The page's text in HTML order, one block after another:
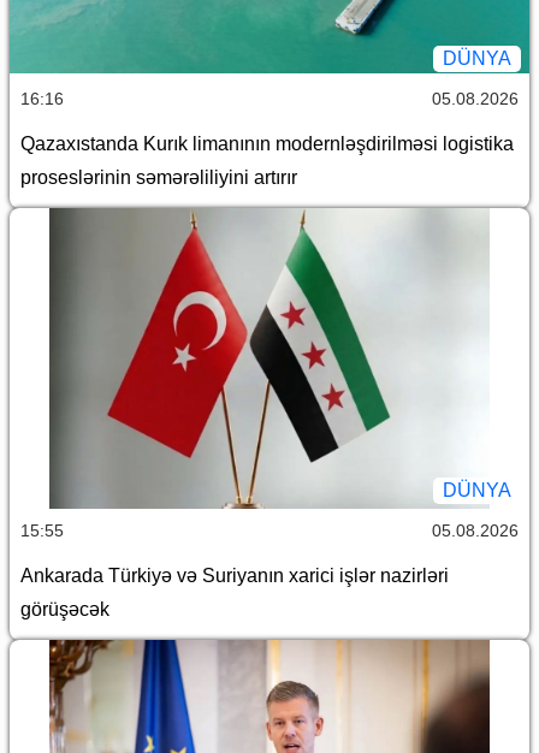
DÜNYA
16:16 05.08.2026
Qazaxıstanda Kurık limanının modernləşdirilməsi logistika
proseslərinin səmərəliliyini artırır
DÜNYA
15:55 05.08.2026
Ankarada Türkiyə və Suriyanın xarici işlər nazirləri
görüşəcək